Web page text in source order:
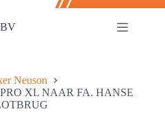
BV
Neuson
XL NAAR FA. HANSE